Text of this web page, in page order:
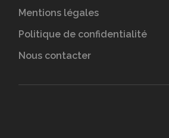
Mentions légales
Politique de confidentialité
Nous contacter